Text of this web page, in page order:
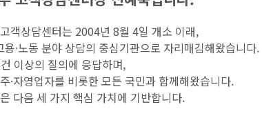
객상담센터는 2004년 8월 4일 개소 이래,
용·노동 분야 상담의 중심기관으로 자리매김해왔습니다.
이상의 질의에 응답하며,
·자영업자를 비롯한 모든 국민과 함께해왔습니다.
다음 세 가지 핵심 가치에 기반합니다.